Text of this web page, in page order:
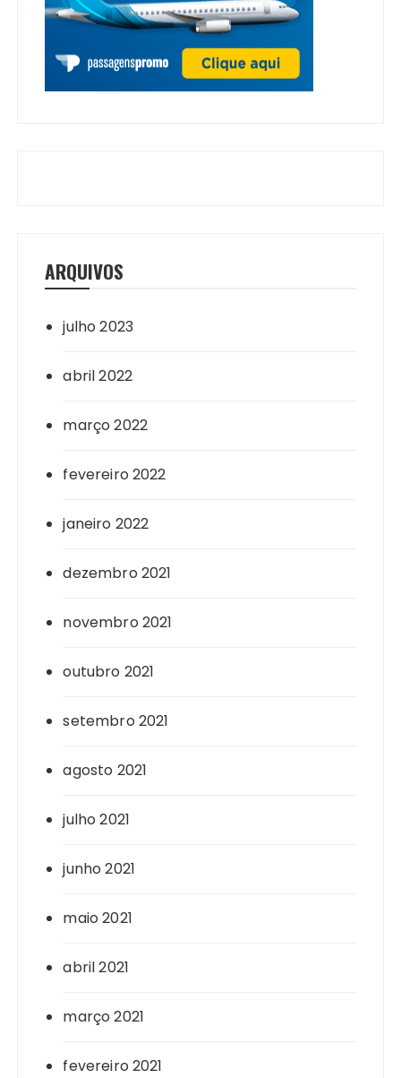
ARQUIVOS
julho 2023
abril 2022
março 2022
fevereiro 2022
janeiro 2022
dezembro 2021
novembro 2021
outubro 2021
setembro 2021
agosto 2021
julho 2021
junho 2021
maio 2021
abril 2021
março 2021
fevereiro 2021